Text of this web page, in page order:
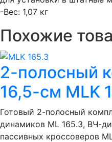
-Вес: 1,07 кг
Похожие
2-полосный
16,5-см MLK
Готовый 2-полосный
динамиков ML 165.3, ВЧ-
пассивных кроссоверов